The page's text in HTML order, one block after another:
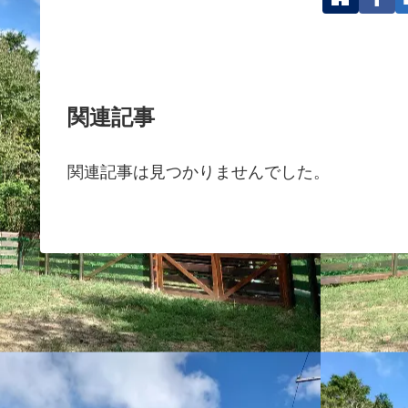
関連記事
関連記事は見つかりませんでした。